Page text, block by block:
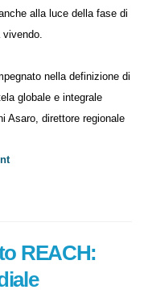
alla luce della fase di
nella definizione di
globale e integrale
Asaro, direttore regionale
REACH: